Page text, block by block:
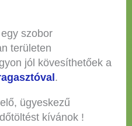
szobor
területen
jól kövesíthetőek a
.
ügyeskezű
kívánok !